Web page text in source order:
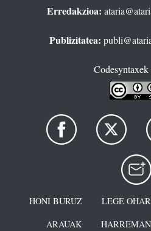
Erredakzioa:
Publizitatea:
Codesyntaxek
HONI BURUZ LEGE
ARAUAK